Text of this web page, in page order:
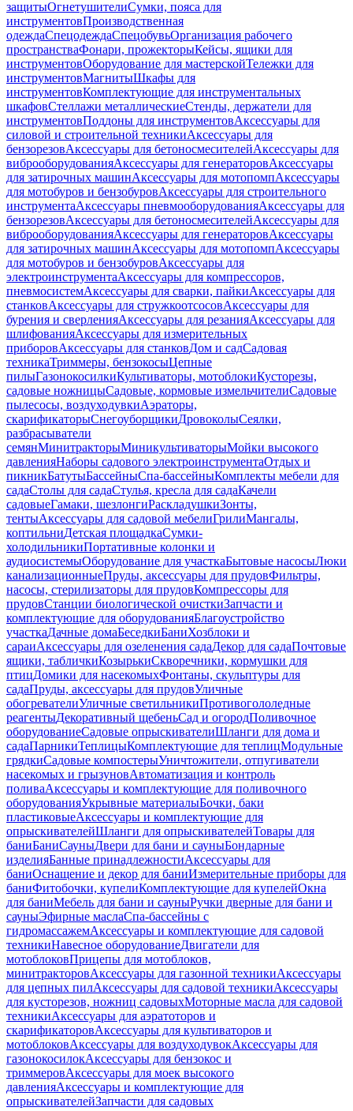
защитыОгнетушителиСумки, пояса для
инструментовПроизводственная
одеждаСпецодеждаСпецобувьОрганизация рабочего
пространстваФонари, прожекторыКейсы, ящики для
инструментовОборудование для мастерскойТележки для
инструментовМагнитыШкафы для
инструментовКомплектующие для инструментальных
шкафовСтеллажи металлическиеСтенды, держатели для
инструментовПоддоны для инструментовАксессуары для
силовой и строительной техникиАксессуары для
бензорезовАксессуары для бетоносмесителейАксессуары для
виброоборудованияАксессуары для генераторовАксессуары
для затирочных машинАксессуары для мотопомпАксессуары
для мотобуров и бензобуровАксессуары для строительного
инструментаАксессуары пневмооборудованияАксессуары для
бензорезовАксессуары для бетоносмесителейАксессуары для
виброоборудованияАксессуары для генераторовАксессуары
для затирочных машинАксессуары для мотопомпАксессуары
для мотобуров и бензобуровАксессуары для
электроинструментаАксессуары для компрессоров,
пневмосистемАксессуары для сварки, пайкиАксессуары для
станковАксессуары для стружкоотсосовАксессуары для
бурения и сверленияАксессуары для резанияАксессуары для
шлифованияАксессуары для измерительных
приборовАксессуары для станковДом и садСадовая
техникаТриммеры, бензокосыЦепные
пилыГазонокосилкиКультиваторы, мотоблокиКусторезы,
садовые ножницыСадовые, кормовые измельчителиСадовые
пылесосы, воздуходувкиАэраторы,
скарификаторыСнегоуборщикиДровоколыСеялки,
разбрасыватели
семянМинитракторыМиникультиваторыМойки высокого
давленияНаборы садового электроинструментаОтдых и
пикникБатутыБассейныСпа-бассейныКомплекты мебели для
садаСтолы для садаСтулья, кресла для садаКачели
садовыеГамаки, шезлонгиРаскладушкиЗонты,
тентыАксессуары для садовой мебелиГрилиМангалы,
коптильниДетская площадкаСумки-
холодильникиПортативные колонки и
аудиосистемыОборудование для участкаБытовые насосыЛюки
канализационныеПруды, аксессуары для прудовФильтры,
насосы, стерилизаторы для прудовКомпрессоры для
прудовСтанции биологической очисткиЗапчасти и
комплектующие для оборудованияБлагоустройство
участкаДачные домаБеседкиБаниХозблоки и
сараиАксессуары для озеленения садаДекор для садаПочтовые
ящики, табличкиКозырькиСкворечники, кормушки для
птицДомики для насекомыхФонтаны, скульптуры для
садаПруды, аксессуары для прудовУличные
обогревателиУличные светильникиПротивогололедные
реагентыДекоративный щебеньСад и огородПоливочное
оборудованиеСадовые опрыскивателиШланги для дома и
садаПарникиТеплицыКомплектующие для теплицМодульные
грядкиСадовые компостерыУничтожители, отпугиватели
насекомых и грызуновАвтоматизация и контроль
поливаАксессуары и комплектующие для поливочного
оборудованияУкрывные материалыБочки, баки
пластиковыеАксессуары и комплектующие для
опрыскивателейШланги для опрыскивателейТовары для
баниБаниСауныДвери для бани и сауныБондарные
изделияБанные принадлежностиАксессуары для
баниОснащение и декор для баниИзмерительные приборы для
баниФитобочки, купелиКомплектующие для купелейОкна
для баниМебель для бани и сауныРучки дверные для бани и
сауныЭфирные маслаСпа-бассейны с
гидромассажемАксессуары и комплектующие для садовой
техникиНавесное оборудованиеДвигатели для
мотоблоковПрицепы для мотоблоков,
минитракторовАксессуары для газонной техникиАксессуары
для цепных пилАксессуары для садовой техникиАксессуары
для кусторезов, ножниц садовыхМоторные масла для садовой
техникиАксессуары для аэратоторов и
скарификаторовАксессуары для культиваторов и
мотоблоковАксессуары для воздуходувокАксессуары для
газонокосилокАксессуары для бензокос и
триммеровАксессуары для моек высокого
давленияАксессуары и комплектующие для
опрыскивателейЗапчасти для садовых